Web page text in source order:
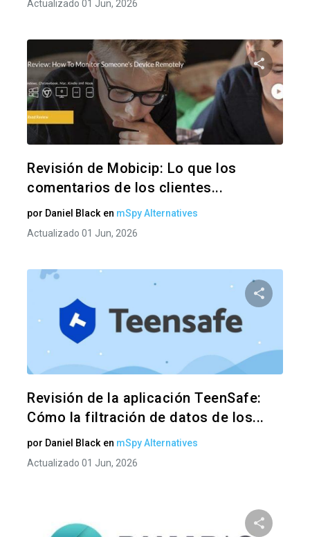
Actualizado 01 Jun, 2026
Revisión de Mobicip: Lo que los
comentarios de los clientes...
por Daniel Black en mSpy Alternatives
Actualizado 01 Jun, 2026
Revisión de la aplicación TeenSafe:
Cómo la filtración de datos de los...
por Daniel Black en mSpy Alternatives
Actualizado 01 Jun, 2026